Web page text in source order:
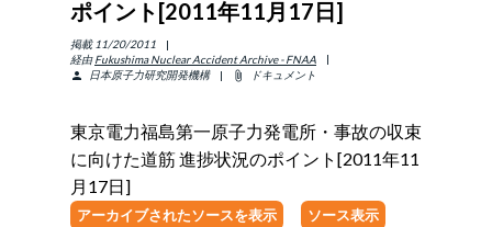
アバウト
ENGLISH 日本語
サインイン
ポイント[2011年11月17日]
掲載 11/20/2011
経由 Fukushima Nuclear Accident Archive - FNAA
person
日本原子力研究開発機構 attach_file ドキュメント
東京電力福島第一原子力発電所・事故の収束
に向けた道筋 進捗状況のポイント[2011年11
月17日]
アーカイブされたソースを表示 ソース表示